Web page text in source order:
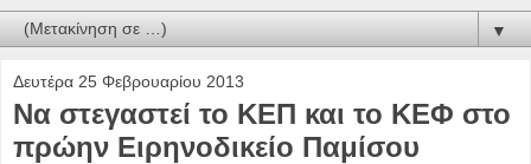
▼
Δευτέρα 25 Φεβρουαρίου 2013
Να στεγαστεί το ΚΕΠ και το ΚΕΦ στο
πρώην Ειρηνοδικείο Παμίσου